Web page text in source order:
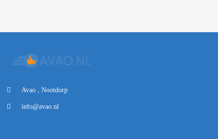
Avao , Nootdorp
info@avao.nl